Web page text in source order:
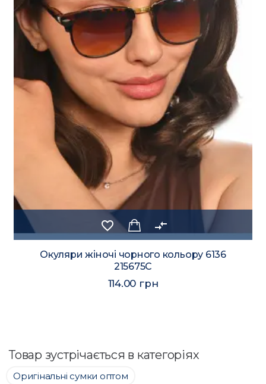
favorite_border compare_arrows
Окуляри жіночі чорного кольору 6136
215675C
114.00 грн
Товар зустрічається в категоріях
Оригінальні сумки оптом